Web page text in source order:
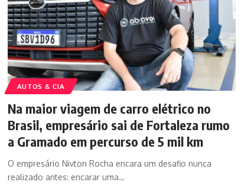
AUTOS & CIA
Na maior viagem de carro elétrico no
Brasil, empresário sai de Fortaleza rumo
a Gramado em percurso de 5 mil km
O empresário Nivton Rocha encara um desafio nunca
realizado antes: encarar uma…